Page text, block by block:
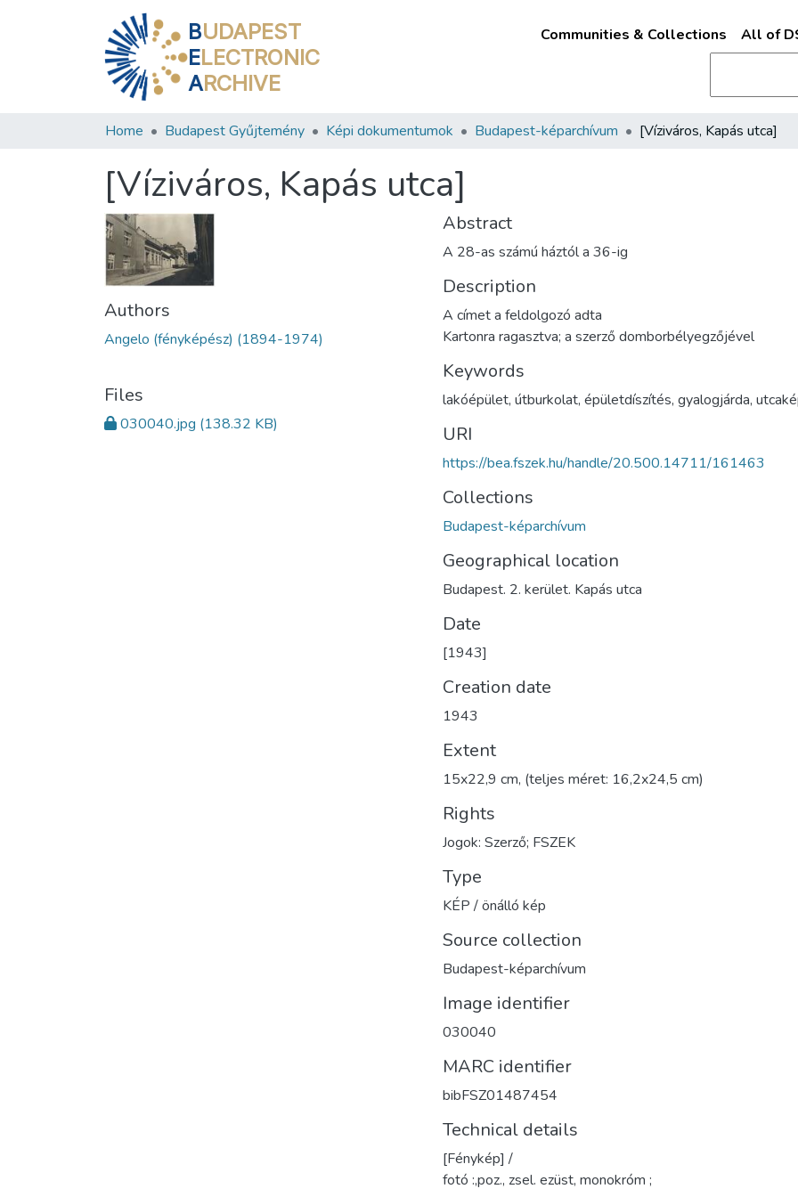
BUDAPEST
ELECTRONIC
ARCHIVE
Communities & Collections All of
Home Budapest Gyűjtemény Képi dokumentumok Budapest-képarchívum [Víziváros, Kapás utca]
[Víziváros, Kapás utca]
Authors
Angelo (fényképész) (1894-1974)
Files
030040.jpg (138.32 KB)
Abstract
A 28-as számú háztól a 36-ig
Description
A címet a feldolgozó adta
Kartonra ragasztva; a szerző domborbélyegzőjével
Keywords
lakóépület, útburkolat, épületdíszítés, gyalogjárda,
URI
https://bea.fszek.hu/handle/20.500.14711/161463
Collections
Budapest-képarchívum
Geographical location
Budapest. 2. kerület. Kapás utca
Date
[1943]
Creation date
1943
Extent
15x22,9 cm, (teljes méret: 16,2x24,5 cm)
Rights
Jogok: Szerző; FSZEK
Type
KÉP / önálló kép
Source collection
Budapest-képarchívum
Image identifier
030040
MARC identifier
bibFSZ01487454
Technical details
[Fénykép] /
fotó :,poz., zsel. ezüst, monokróm ;